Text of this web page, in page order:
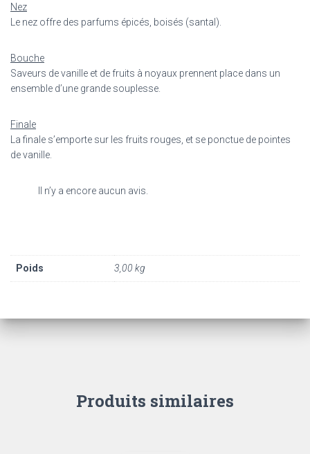
Nez
Le nez offre des parfums épicés, boisés (santal).
Bouche
Saveurs de vanille et de fruits à noyaux prennent place dans un
ensemble d’une grande souplesse.
Finale
La finale s’emporte sur les fruits rouges, et se ponctue de pointes
de vanille.
Il n’y a encore aucun avis.
Poids 3,00 kg
Produits similaires